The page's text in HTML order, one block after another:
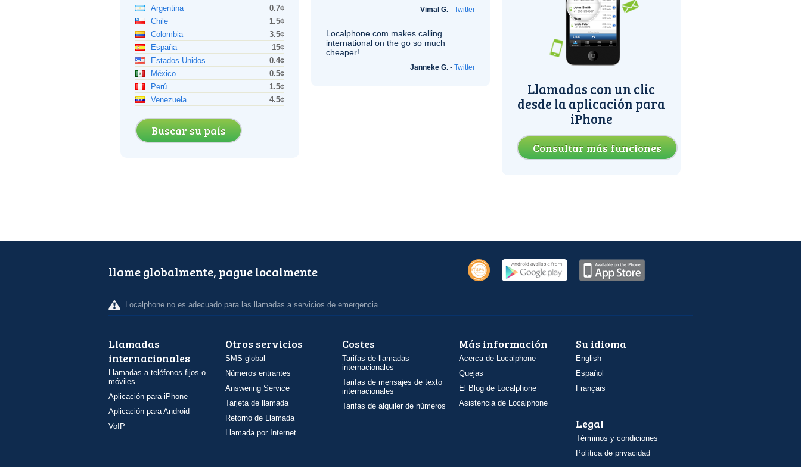
Argentina
0.7¢
Chile
1.5¢
Colombia
3.5¢
España
15¢
Estados Unidos
0.4¢
México
0.5¢
Perú
1.5¢
Venezuela
4.5¢
Buscar su país
Vimal G. - Twitter
Localphone.com makes calling
international on the go so much
cheaper!
Janneke G. - Twitter
Llamadas con un clic
desde la aplicación para
iPhone
Consultar más funciones
llame globalmente, pague localmente
Localphone no es adecuado para las llamadas a servicios de emergencia
Llamadas
internacionales
Llamadas a teléfonos fijos o
móviles
Aplicación para iPhone
Aplicación para Android
VoIP
Otros servicios
SMS global
Números entrantes
Answering Service
Tarjeta de llamada
Retorno de Llamada
Llamada por Internet
Costes
Tarifas de llamadas
internacionales
Tarifas de mensajes de texto
internacionales
Tarifas de alquiler de números
Más información
Acerca de Localphone
Quejas
El Blog de Localphone
Asistencia de Localphone
Su idioma
English
Español
Français
Legal
Términos y condiciones
Política de privacidad